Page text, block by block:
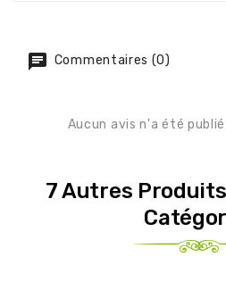
Commentaires (0)
Aucun avis n'a été
7 Autres
-40%